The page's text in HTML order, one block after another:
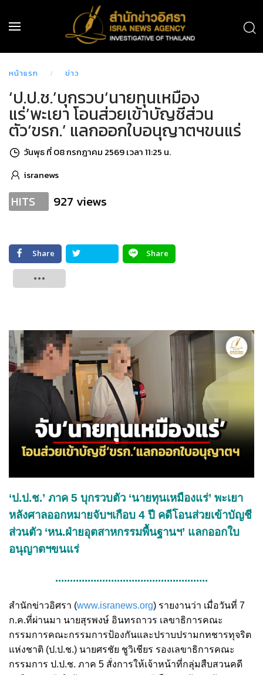
หน้าแรก ข่าว
‘ป.ป.ช.’บุกรวบ‘นายทุนเหมือง
แร่’พะเยา โอนส่วยเข้าบัญชีส่วน
ตัว‘ขรก.’ แลกออกใบอนุญาตฯขนแร่
วันพุธ ที่ 08 กรกฎาคม 2569 เวลา 11:25 น.
isranews
HITS 927 views
Share
Share
‘ป.ป.ช.’ ภาค 5 บุกรวบตัว ‘นายทุนเหมืองแร่’ พะเยา
หลังศาลออกหมายจับฯเกือบ 4 ปี คดีโอนส่วยเข้าบัญชี
ส่วนตัว ‘หน.ฝ่ายอุตสาหกรรมพื้นฐานฯ’ แลกออกใบ
อนุญาตฯขนแร่
....................................................
สำนักข่าวอิศรา (www.isranews.org) รายงานว่า เมื่อวันที่ 7
ก.ค.ที่ผ่านมา นายสุรพงษ์ อินทรถาวร เลขาธิการคณะ
กรรมการคณะกรรมการป้องกันและปราบปรามกทชารทุจริต
แห่งชาติ (ป.ป.ช.) นายศรชัย ชูวิเชียร รองเลขาธิการคณะ
กรรมการ ป.ป.ช. ภาค 5 สั่งการให้เจ้าหน้าที่กลุ่มสืบสวนคดี